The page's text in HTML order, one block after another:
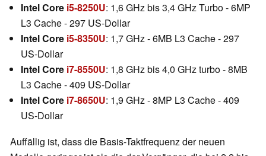
Intel Core i5-8250U: 1,6 GHz bis 3,4 GHz Turbo - 6MP
L3 Cache - 297 US-Dollar
Intel Core i5-8350U: 1,7 GHz - 6MB L3 Cache - 297
US-Dollar
Intel Core i7-8550U: 1,8 GHz bis 4,0 GHz turbo - 8MB
L3 Cache - 409 US-Dollar
Intel Core i7-8650U: 1,9 GHz - 8MP L3 Cache - 409
US-Dollar
Auffällig ist, dass die Basis-Taktfrequenz der neuen